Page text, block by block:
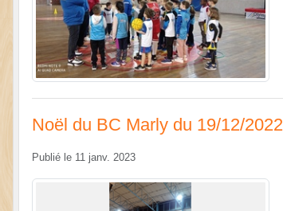
Noël du BC Marly du 19/12/2022
Publié le 11 janv. 2023